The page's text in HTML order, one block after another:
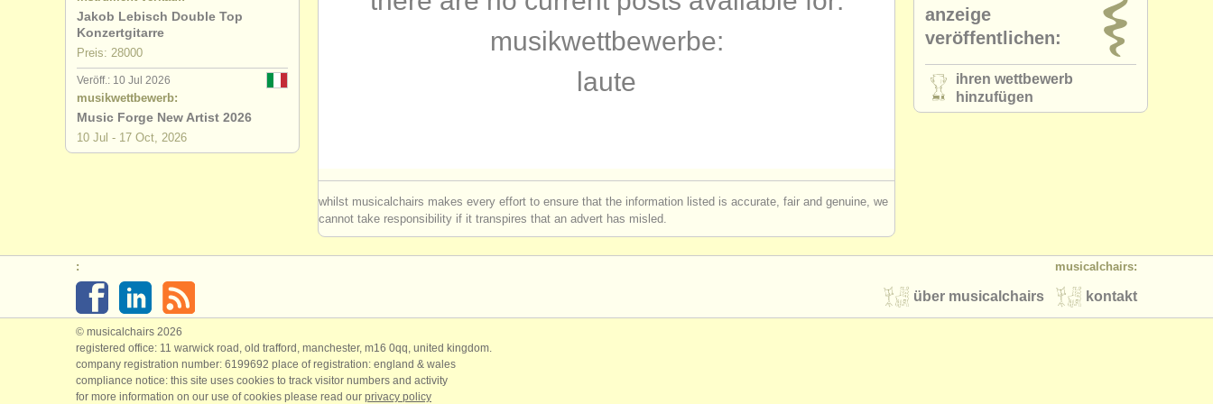
gestohlene instrumente: epocheninstrumente
musikwettbewerbe:
laute
whilst musicalchairs makes every effort to ensure that the information listed is accurate, fair and genuine, we
cannot take responsibility if it transpires that an advert has misled.
Jakob Lebisch Double Top
Konzertgitarre
Preis: 28000
Veröff.: 10 Jul 2026
musikwettbewerb:
Music Forge New Artist 2026
10 Jul - 17 Oct, 2026
anzeige
veröffentlichen:
ihren wettbewerb
hinzufügen
musicalchairs:
kontakt
über musicalchairs
:
© musicalchairs 2026
registered office: 11 warwick road, old trafford, manchester, m16 0qq, united kingdom.
company registration number: ​6199692 place of registration: england & wales
compliance notice: ​this site uses cookies to track visitor numbers and activity
for more information on our use of cookies please read our privacy policy